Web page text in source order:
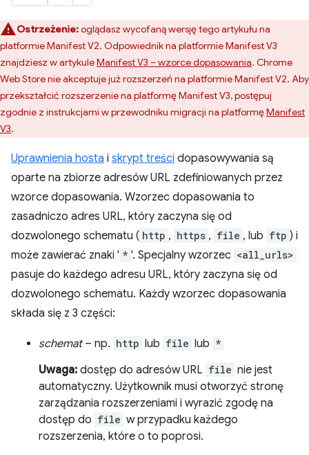
Ostrzeżenie:oglądasz wycofaną wersję tego artykułu na
platformie Manifest V2. Odpowiednik na platformie Manifest V3
znajdziesz w artykuleManifest V3 – wzorce dopasowania. Chrome
Web Store nie akceptuje już rozszerzeń na platformie Manifest V2. Aby
przekształcić rozszerzenie na platformę Manifest V3, postępuj
zgodnie z instrukcjami w przewodniku migracji na platformęManifest
V3.
Uprawnienia hosta i skrypt treści dopasowywania są
oparte na zbiorze adresów URL zdefiniowanych przez
wzorce dopasowania. Wzorzec dopasowania to
zasadniczo adres URL, który zaczyna się od
dozwolonego schematu ( http , https , file , lub ftp ) i
może zawierać znaki ' * '. Specjalny wzorzec <all_urls>
pasuje do każdego adresu URL, który zaczyna się od
dozwolonego schematu. Każdy wzorzec dopasowania
składa się z 3 części:
schemat– np. http lub file lub *
Uwaga: dostęp do adresów URL file nie jest
automatyczny. Użytkownik musi otworzyć stronę
zarządzania rozszerzeniami i wyrazić zgodę na
dostęp do file w przypadku każdego
rozszerzenia, które o to poprosi.